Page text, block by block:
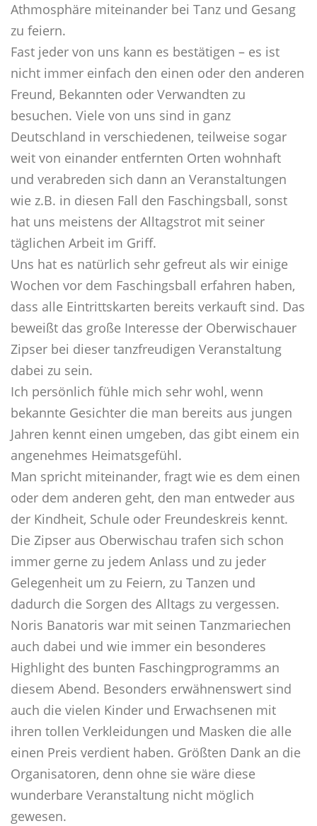
Athmosphäre miteinander bei Tanz und Gesang
zu feiern.
Fast jeder von uns kann es bestätigen – es ist
nicht immer einfach den einen oder den anderen
Freund, Bekannten oder Verwandten zu
besuchen. Viele von uns sind in ganz
Deutschland in verschiedenen, teilweise sogar
weit von einander entfernten Orten wohnhaft
und verabreden sich dann an Veranstaltungen
wie z.B. in diesen Fall den Faschingsball, sonst
hat uns meistens der Alltagstrot mit seiner
täglichen Arbeit im Griff.
Uns hat es natürlich sehr gefreut als wir einige
Wochen vor dem Faschingsball erfahren haben,
dass alle Eintrittskarten bereits verkauft sind. Das
beweißt das große Interesse der Oberwischauer
Zipser bei dieser tanzfreudigen Veranstaltung
dabei zu sein.
Ich persönlich fühle mich sehr wohl, wenn
bekannte Gesichter die man bereits aus jungen
Jahren kennt einen umgeben, das gibt einem ein
angenehmes Heimatsgefühl.
Man spricht miteinander, fragt wie es dem einen
oder dem anderen geht, den man entweder aus
der Kindheit, Schule oder Freundeskreis kennt.
Die Zipser aus Oberwischau trafen sich schon
immer gerne zu jedem Anlass und zu jeder
Gelegenheit um zu Feiern, zu Tanzen und
dadurch die Sorgen des Alltags zu vergessen.
Noris Banatoris war mit seinen Tanzmariechen
auch dabei und wie immer ein besonderes
Highlight des bunten Faschingprogramms an
diesem Abend. Besonders erwähnenswert sind
auch die vielen Kinder und Erwachsenen mit
ihren tollen Verkleidungen und Masken die alle
einen Preis verdient haben. Größten Dank an die
Organisatoren, denn ohne sie wäre diese
wunderbare Veranstaltung nicht möglich
gewesen.